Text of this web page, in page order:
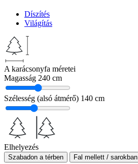
Díszítés
Világítás
A karácsonyfa méretei
Magasság 240 cm
Szélesség (alsó átmérő) 140 cm
Elhelyezés
Szabadon a térben Fal mellett / sarokban